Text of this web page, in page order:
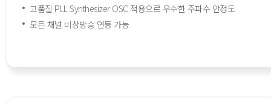
고품질 PLL Synthesizer OSC 적용으로 우수한 주파수 안정도
모든 채널 비상방송 연동 가능